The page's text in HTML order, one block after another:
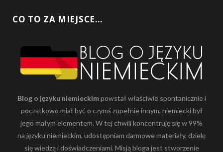
CO TO ZA MIEJSCE…
Blog o języku niemieckimpowstał właściwie spontanicznie i
początkowo miał być o czymś zupełnie innym, niemiecki był
jego małym elementem. W tej chwili koncentruję się w 99%
na języku niemieckim, udostępniam darmowe materiały, dzielę
się wiedzą i doświadczeniami. Misją bloga jest stworzenie